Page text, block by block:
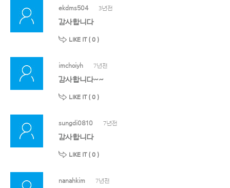
ekdms504 3년전
감사합니다
LIKE IT ( 0 )
imchoiyh 7년전
감사합니다~~
LIKE IT ( 0 )
sungdi0810 7년전
감사합니다
LIKE IT ( 0 )
nanahkim 7년전